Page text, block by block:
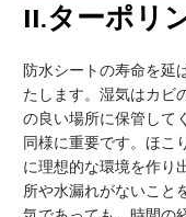
II.ターポリ
防水シートの寿命を延
たします。湿気はカビ
の良い場所に保管して
同様に重要です。ほこ
に理想的な環境を作り
所や水漏れがないこと